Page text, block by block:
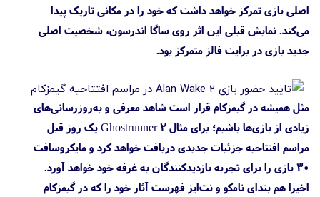
اصلی بازی تمرکز خواهد داشت که خود را در مکانی تاریک پیدا
می‌کند. نمایش قبلی این اثر روی ساگا اندرسون، شخصیت اصلی
جدید بازی در برایت فالز متمرکز بود.
مثل همیشه در گیمزکام قرار است شاهد معرفی و به‌روزرسانی‌های
زیادی از بازی‌ها باشیم؛ برای مثال Ghostrunner 2 یک روز قبل
مراسم افتتاحیه جزئیات جدیدی دریافت خواهد کرد و مایکروسافت
۳۰ بازی را برای تجربه بازدیدکنندگان به غرفه خود خواهد آورد.
اخیرا هم بندای نامکو و نت‌ایز فهرست آثار خود را که در گیمزکام